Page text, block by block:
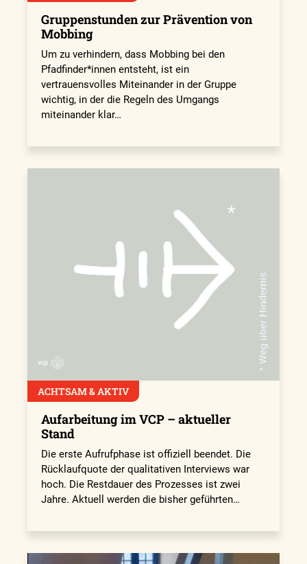
Gruppenstunden zur Prävention von
Mobbing
Um zu verhindern, dass Mobbing bei den
Pfadfinder*innen entsteht, ist ein
vertrauensvolles Miteinander in der Gruppe
wichtig, in der die Regeln des Umgangs
miteinander klar…
ACHTSAM & AKTIV
Aufarbeitung im VCP – aktueller
Stand
Die erste Aufrufphase ist offiziell beendet. Die
Rücklaufquote der qualitativen Interviews war
hoch. Die Restdauer des Prozesses ist zwei
Jahre. Aktuell werden die bisher geführten…